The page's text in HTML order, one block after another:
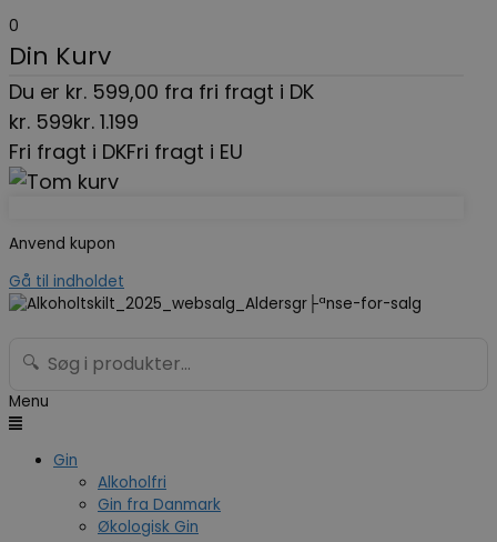
0
Din Kurv
Du er kr. 599,00 fra fri fragt i DK
kr. 599kr. 1.199
Fri fragt i DKFri fragt i EU
Anvend kupon
Gå til indholdet
🔍
Menu
Gin
Alkoholfri
Gin fra Danmark
Økologisk Gin